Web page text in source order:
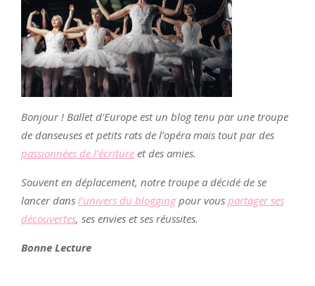
Bonjour ! Ballet d’Europe est un blog tenu par une troupe
de danseuses et petits rats de l’opéra mais tout par des
passionnées de l’écriture et des amies.
Souvent en déplacement, notre troupe a décidé de se
lancer dans l’univers du blogging pour vous partager ses
découvertes, ses envies et ses réussites.
Bonne Lecture